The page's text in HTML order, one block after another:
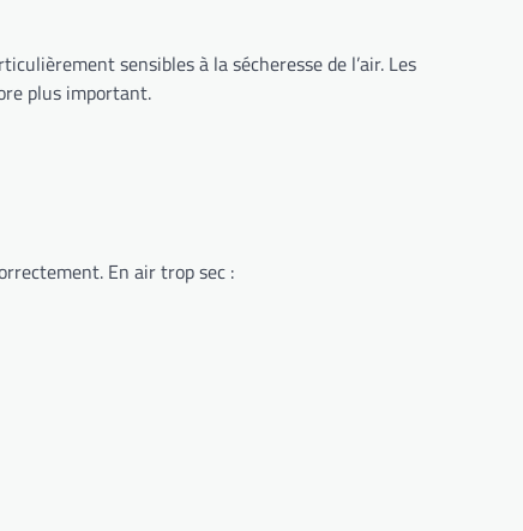
sensibles à la sécheresse de l’air. Les
plus important.
En air trop sec :